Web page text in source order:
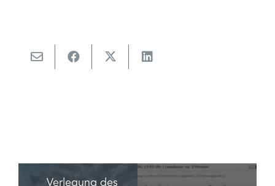
Verlegung des